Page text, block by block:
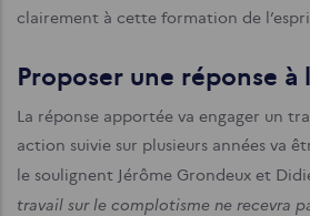
clairement à cette formation de
Proposer une réponse à
La réponse apportée va engager un
action suivie sur plusieurs années va
le soulignent Jérôme Grondeux et
travail sur le complotisme ne recevra